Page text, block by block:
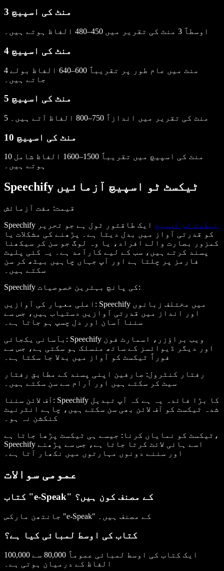
3 منٹ کی اسپیچ
اوسطاً 3 منٹ کی تقریر میں 450–480 الفاظ ہوتے ہیں۔
4 منٹ کی اسپیچ
4 منٹ میں عام طور پر تقریباً 600–640 الفاظ بولے
جاتے ہیں۔
5 منٹ کی اسپیچ
5 منٹ کی تقریر میں اندازاً 750–800 الفاظ آتے ہیں۔
10 منٹ کی اسپیچ
10 منٹ کی اسپیچ میں تقریباً 1500–1600 الفاظ شامل
ہوتے ہیں۔
Speechify ٹیکسٹ ٹو اسپیچ آزمائیں
قیمت: مفت آزمائش
Speechify
ٹیکسٹ ٹو اسپیچ ایک طاقتور ٹول ہے جو تحریر
کو قدرتی آواز میں بدل دیتا ہے۔ پڑھنے کی مشکلات یا
کمزور بصارت والے افراد، یا وہ لوگ جو سن کر سیکھنا
پسند کرتے ہیں، سب کے لیے کارآمد ہے۔ یہ کئی پلیٹ
فارمز پر چلتا ہے اور آپ جہاں چاہیں بیٹھ کر سن
سکتے ہیں۔
Speechify کی پانچ بہترین خصوصیات:
اعلی معیار کی آوازیں : Speechify میں مختلف زبانوں
اور انداز میں قدرتی آوازیں دستیاب ہیں، جس سے
سننا آسان اور دل چسپ ہو جاتا ہے۔
بآسانی یکجائی : Speechify ویب براؤزر، اسمارٹ فون
اور دیگر ڈیوائسز کے ساتھ منسلک ہو سکتی ہے، جس سے
فوراً ٹیکسٹ کو آواز میں بدلا جا سکتا ہے۔
رفتار کنٹرول: صارفین اپنی پسند کے مطابق رفتار
سیٹ کر سکتے ہیں اور آرام سے سن سکتے ہیں۔
آف لائن سننا : Speechify کا بڑا فائدہ یہ ہے کہ آپ تبدیل
شدہ ٹیکسٹ کو آف لائن بھی سن سکتے ہیں، چاہے انٹرنیٹ
کنکشن نہ ہو۔
ٹیکسٹ کو نمایاں کرنا : جیسے ہی ٹیکسٹ پڑھا جاتا ہے،
Speechify اسے ہائی لائٹ کرتا جاتا ہے، جس سے پڑھنے
اور سننے دونوں مہارتوں میں نکھار آتا ہے۔
عمومی سوالات
کتاب "e-Speak" کے مصنف کون ہیں؟
جانتھن مارکس "e-Speak" کے مصنف ہیں۔
کتاب کی اوسط لمبائی کیا ہے؟
ایک کتاب کی اوسط لمبائی عموماً 80,000 سے 100,000
الفاظ کے درمیان ہوتی ہے۔